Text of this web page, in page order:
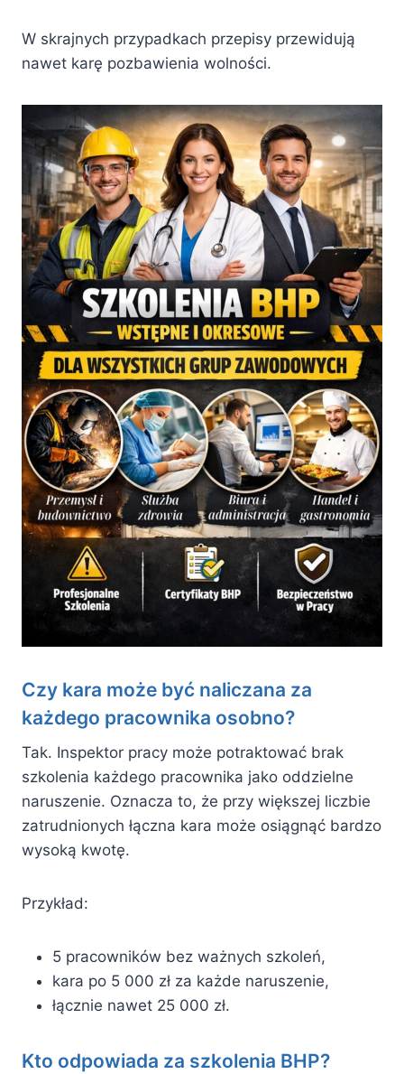
W skrajnych przypadkach przepisy przewidują
nawet karę pozbawienia wolności.
Czy kara może być naliczana za
każdego pracownika osobno?
Tak. Inspektor pracy może potraktować brak
szkolenia każdego pracownika jako oddzielne
naruszenie. Oznacza to, że przy większej liczbie
zatrudnionych łączna kara może osiągnąć bardzo
wysoką kwotę.
Przykład:
5 pracowników bez ważnych szkoleń,
kara po 5 000 zł za każde naruszenie,
łącznie nawet 25 000 zł.
Kto odpowiada za szkolenia BHP?